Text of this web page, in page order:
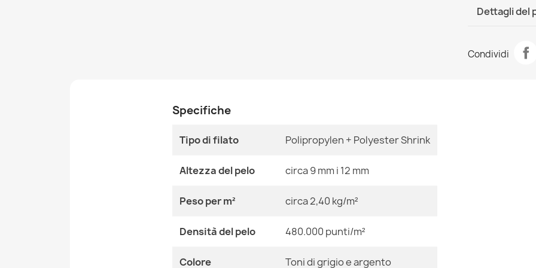
Tappeto
glamour
DHL / GLS
Dettagli del
Condividi
Specifiche
Tipo di filato Polipropylen + Polyester Shrink
Altezza del pelo circa 9 mm i 12 mm
Peso per m² circa 2,40 kg/m²
Densità del pelo 480.000 punti/m²
Colore Toni di grigio e argento